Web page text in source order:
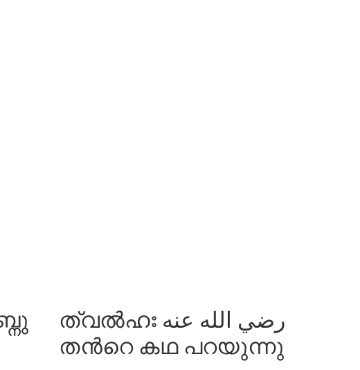
ത്വല്‍ഹഃ رضي الله عنه
തന്‍റെ കഥ പറയുന്നു